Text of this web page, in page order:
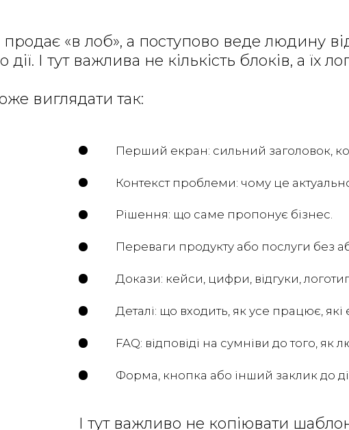
«в лоб», а поступово веде людину
І тут важлива не кількість блоків, а їх
виглядати так:
Перший екран: сильний заголовок,
Контекст проблеми: чому це
Рішення: що саме пропонує бізнес.
Переваги продукту або послуги без
Докази: кейси, цифри, відгуки,
Деталі: що входить, як усе працює, які
FAQ: відповіді на сумніви до того, як
Форма, кнопка або інший заклик до
І тут важливо не копіювати